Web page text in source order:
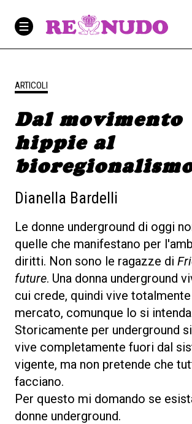
ARTICOLI
Dal movimento
hippie al
Dianella Bardelli
Le donne underground di oggi
quelle che manifestano per
diritti. Non sono le ragazze di
future. Una donna underground
cui crede, quindi vive
mercato, comunque lo si
Storicamente per underground
vive completamente fuori dal
vigente, ma non pretende che
facciano.
Per questo mi domando se
donne underground.